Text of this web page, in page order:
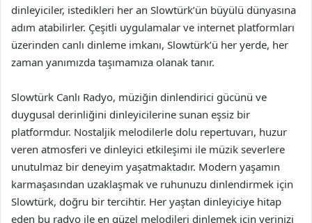
dinleyiciler, istedikleri her an Slowtürk’ün büyülü dünyasına
adım atabilirler. Çeşitli uygulamalar ve internet platformları
üzerinden canlı dinleme imkanı, Slowtürk’ü her yerde, her
zaman yanımızda taşımamıza olanak tanır.
Slowtürk Canlı Radyo, müziğin dinlendirici gücünü ve
duygusal derinliğini dinleyicilerine sunan eşsiz bir
platformdur. Nostaljik melodilerle dolu repertuvarı, huzur
veren atmosferi ve dinleyici etkileşimi ile müzik severlere
unutulmaz bir deneyim yaşatmaktadır. Modern yaşamın
karmaşasından uzaklaşmak ve ruhunuzu dinlendirmek için
Slowtürk, doğru bir tercihtir. Her yaştan dinleyiciye hitap
eden bu radyo ile en güzel melodileri dinlemek için yerinizi